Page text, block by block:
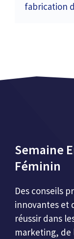
fabrication
Semaine
Féminin
Des conseils
innovantes et
réussir dans
marketing, de